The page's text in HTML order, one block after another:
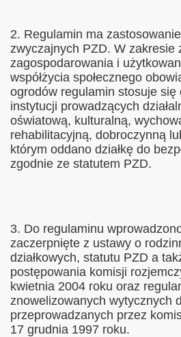
2. Regulamin ma
zwyczajnych PZD. W zakresie
zagospodarowania i
współżycia społecznego
ogrodów regulamin stosuje
instytucji prowadzących
oświatową, kulturalną,
rehabilitacyjną, dobroczynną
którym oddano działkę do
zgodnie ze statutem PZD.
3. Do regulaminu
zaczerpnięte z ustawy o
działkowych, statutu PZD a
postępowania komisji
kwietnia 2004 roku oraz
znowelizowanych wytycznych
przeprowadzanych przez
17 grudnia 1997 roku.